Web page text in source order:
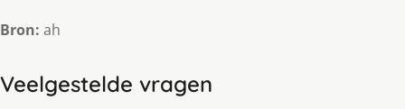
Bron: ah
Veelgestelde vragen